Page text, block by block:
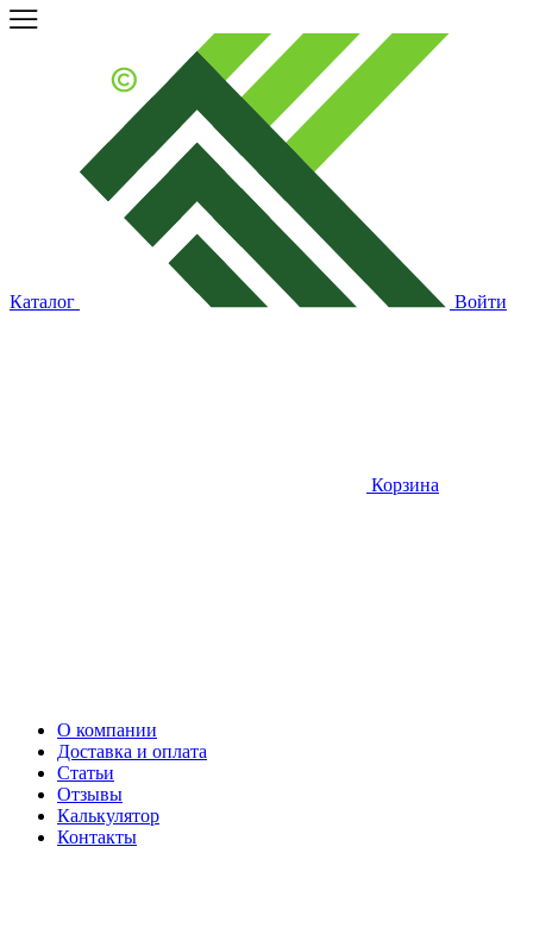
Каталог Войти
Корзина
О компании
Доставка и оплата
Статьи
Отзывы
Калькулятор
Контакты